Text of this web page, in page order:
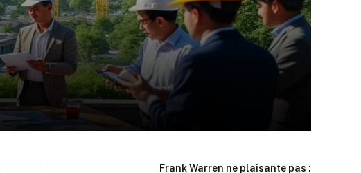
Frank Warren ne plaisante pas :